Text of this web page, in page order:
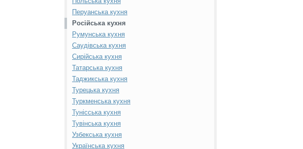
Перуанська кухня
Російська кухня
Румунська кухня
Саудівська кухня
Сирійська кухня
Татарська кухня
Таджикська кухня
Турецька кухня
Туркменська кухня
Тунісська кухня
Тувінська кухня
Узбекська кухня
Українська кухня